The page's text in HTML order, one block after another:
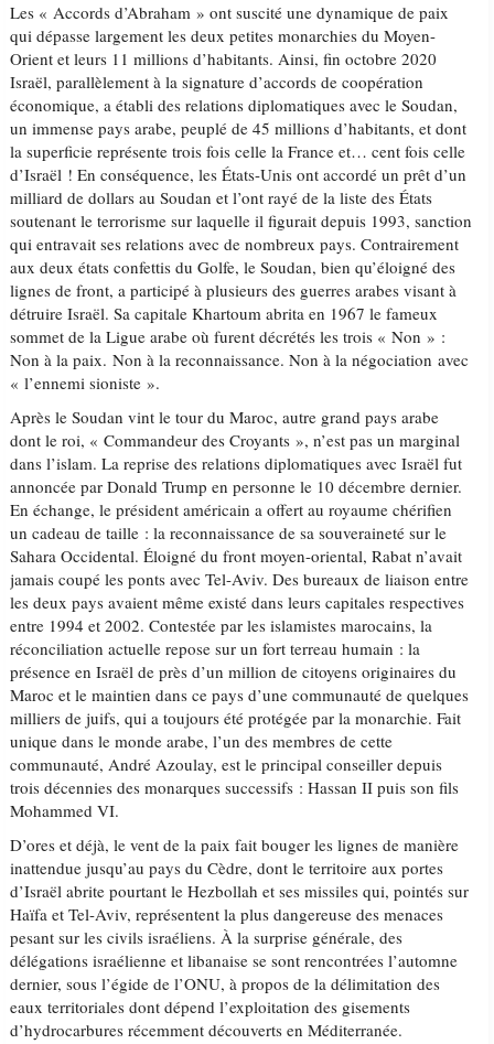
Les « Accords d’Abraham » ont suscité une dynamique de paix
qui dépasse largement les deux petites monarchies du Moyen-
Orient et leurs 11 millions d’habitants. Ainsi, fin octobre 2020
Israël, parallèlement à la signature d’accords de coopération
économique, a établi des relations diplomatiques avec le Soudan,
un immense pays arabe, peuplé de 45 millions d’habitants, et dont
la superficie représente trois fois celle la France et… cent fois celle
d’Israël ! En conséquence, les États-Unis ont accordé un prêt d’un
milliard de dollars au Soudan et l’ont rayé de la liste des États
soutenant le terrorisme sur laquelle il figurait depuis 1993, sanction
qui entravait ses relations avec de nombreux pays. Contrairement
aux deux états confettis du Golfe, le Soudan, bien qu’éloigné des
lignes de front, a participé à plusieurs des guerres arabes visant à
détruire Israël. Sa capitale Khartoum abrita en 1967 le fameux
sommet de la Ligue arabe où furent décrétés les trois « Non » :
Non à la paix. Non à la reconnaissance. Non à la négociation avec
« l’ennemi sioniste ».
Après le Soudan vint le tour du Maroc, autre grand pays arabe
dont le roi, « Commandeur des Croyants », n’est pas un marginal
dans l’islam. La reprise des relations diplomatiques avec Israël fut
annoncée par Donald Trump en personne le 10 décembre dernier.
En échange, le président américain a offert au royaume chérifien
un cadeau de taille : la reconnaissance de sa souveraineté sur le
Sahara Occidental. Éloigné du front moyen-oriental, Rabat n’avait
jamais coupé les ponts avec Tel-Aviv. Des bureaux de liaison entre
les deux pays avaient même existé dans leurs capitales respectives
entre 1994 et 2002. Contestée par les islamistes marocains, la
réconciliation actuelle repose sur un fort terreau humain : la
présence en Israël de près d’un million de citoyens originaires du
Maroc et le maintien dans ce pays d’une communauté de quelques
milliers de juifs, qui a toujours été protégée par la monarchie. Fait
unique dans le monde arabe, l’un des membres de cette
communauté, André Azoulay, est le principal conseiller depuis
trois décennies des monarques successifs : Hassan II puis son fils
Mohammed VI.
D’ores et déjà, le vent de la paix fait bouger les lignes de manière
inattendue jusqu’au pays du Cèdre, dont le territoire aux portes
d’Israël abrite pourtant le Hezbollah et ses missiles qui, pointés sur
Haïfa et Tel-Aviv, représentent la plus dangereuse des menaces
pesant sur les civils israéliens. À la surprise générale, des
délégations israélienne et libanaise se sont rencontrées l’automne
dernier, sous l’égide de l’ONU, à propos de la délimitation des
eaux territoriales dont dépend l’exploitation des gisements
d’hydrocarbures récemment découverts en Méditerranée.